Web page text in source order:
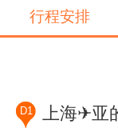
行程安排
D1 上海✈亚